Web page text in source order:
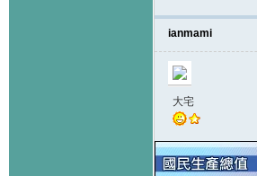
ianmami
大宅